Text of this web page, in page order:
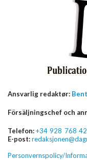
Ansvarlig redaktør:
Försäljningschef och
Telefon:+34 928 768
E-post:
Personvernspolicy/